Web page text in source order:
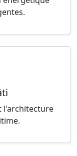
l'architecture